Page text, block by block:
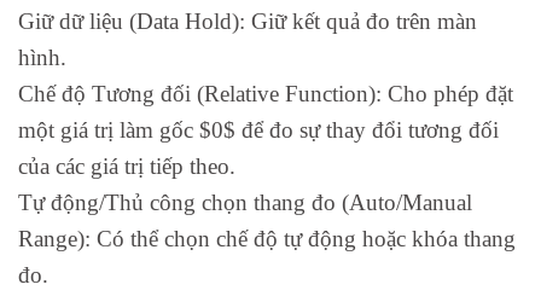
Giữ dữ liệu (Data Hold): Giữ kết quả đo trên màn
hình.
Chế độ Tương đối (Relative Function): Cho phép đặt
một giá trị làm gốc $0$ để đo sự thay đổi tương đối
của các giá trị tiếp theo.
Tự động/Thủ công chọn thang đo (Auto/Manual
Range): Có thể chọn chế độ tự động hoặc khóa thang
đo.